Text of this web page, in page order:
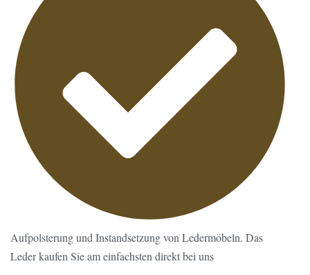
Aufpolsterung und Instandsetzung von Ledermöbeln. Das
Leder kaufen Sie am einfachsten direkt bei uns